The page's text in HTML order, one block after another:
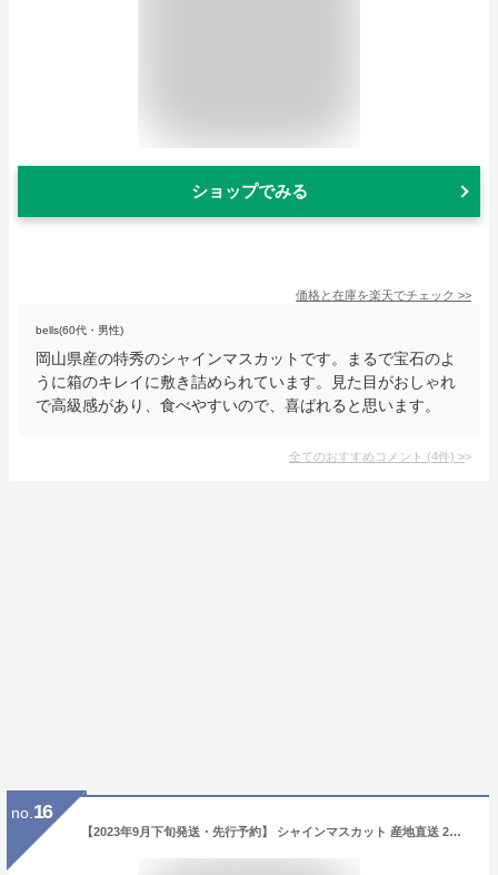
ショップでみる
価格と在庫を楽天でチェック >>
bells(60代・男性)
岡山県産の特秀のシャインマスカットです。まるで宝石のよ
うに箱のキレイに敷き詰められています。見た目がおしゃれ
で高級感があり、食べやすいので、喜ばれると思います。
全てのおすすめコメント (4件) >
no. 16
【2023年9月下旬発送・先行予約】 シャインマスカット 産地直送 2〜3房入り（約1kg前後） 山形県産 お徳用 大粒 訳ありぶどう 山形県から産地直送 種無し 大粒 送料無料 果物